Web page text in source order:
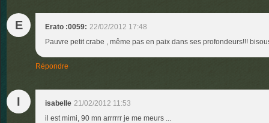
E Erato :0059: 22/02/2012 17:48
Pauvre petit crabe , même pas en paix dans ses profondeurs!!!
Répondre
I isabelle 21/02/2012 11:53
il est mimi, 90 mn arrrrrr je me meurs ...